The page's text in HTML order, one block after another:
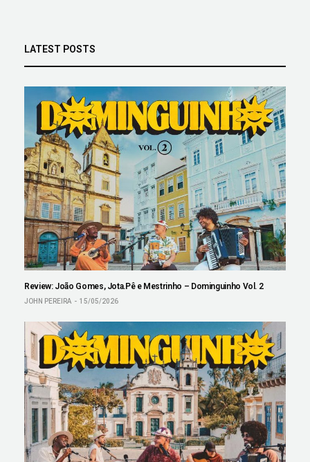
LATEST POSTS
Review: João Gomes, Jota.Pê e Mestrinho – Dominguinho Vol. 2
JOHN PEREIRA 15/05/2026